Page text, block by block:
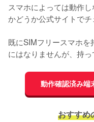
スマホによっては動作
かどうか公式サイトでチ
既にSIMフリースマホを
にはなりませんが、持っ
動作確認済み端
おすすめ